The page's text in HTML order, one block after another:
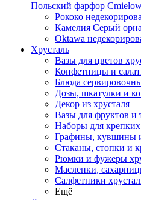
Польский фарфор
Рококо
Камелия Серый
Oktawa
Хрусталь
Вазы для цветов
Конфетницы и
Блюда
Дозы, шкатулки и
Декор из хрусталя
Вазы для фруктов и
Наборы для
Графины, кувшины
Стаканы, стопки и
Рюмки и фужеры
Масленки,
Салфетники
Ещё